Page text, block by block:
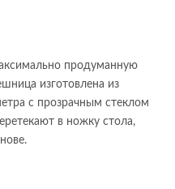
продуманную
изготовлена из
с прозрачным стеклом
в ножку стола,